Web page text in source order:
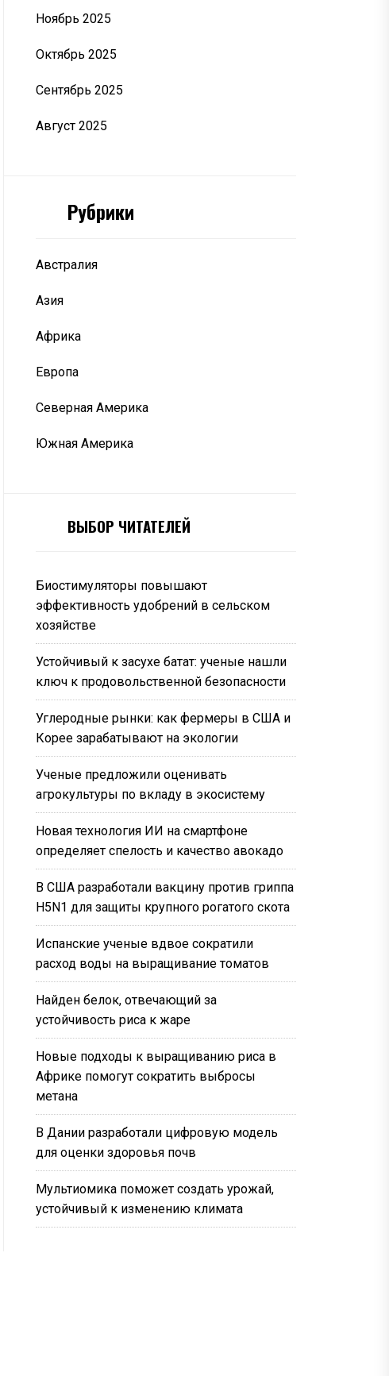
Ноябрь 2025
Октябрь 2025
Сентябрь 2025
Август 2025
Рубрики
Австралия
Азия
Африка
Европа
Северная Америка
Южная Америка
ВЫБОР ЧИТАТЕЛЕЙ
Биостимуляторы повышают
эффективность удобрений в сельском
хозяйстве
Устойчивый к засухе батат: ученые нашли
ключ к продовольственной безопасности
Углеродные рынки: как фермеры в США и
Корее зарабатывают на экологии
Ученые предложили оценивать
агрокультуры по вкладу в экосистему
Новая технология ИИ на смартфоне
определяет спелость и качество авокадо
В США разработали вакцину против гриппа
H5N1 для защиты крупного рогатого скота
Испанские ученые вдвое сократили
расход воды на выращивание томатов
Найден белок, отвечающий за
устойчивость риса к жаре
Новые подходы к выращиванию риса в
Африке помогут сократить выбросы
метана
В Дании разработали цифровую модель
для оценки здоровья почв
Мультиомика поможет создать урожай,
устойчивый к изменению климата